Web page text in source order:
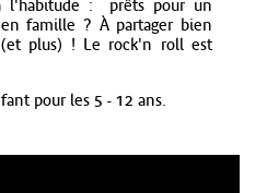
l'habitude : prêts pour un
famille ? À partager bien
plus) ! Le rock'n roll est
pour les 5 - 12 ans.